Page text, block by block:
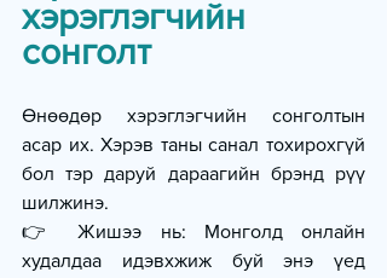
хэрэглэгчийн
сонголт
Өнөөдөр хэрэглэгчийн сонголтын
асар их. Хэрэв таны санал тохирохгүй
бол тэр даруй дараагийн брэнд рүү
шилжинэ.
👉 Жишээ нь: Монголд онлайн
худалдаа идэвхжиж буй энэ үед